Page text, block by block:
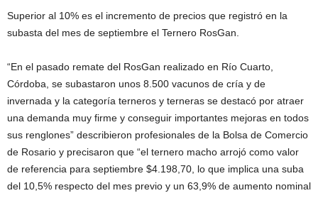
Superior al 10% es el incremento de precios que registró en la
subasta del mes de septiembre el Ternero RosGan.
“En el pasado remate del RosGan realizado en Río Cuarto,
Córdoba, se subastaron unos 8.500 vacunos de cría y de
invernada y la categoría terneros y terneras se destacó por atraer
una demanda muy firme y conseguir importantes mejoras en todos
sus renglones” describieron profesionales de la Bolsa de Comercio
de Rosario y precisaron que “el ternero macho arrojó como valor
de referencia para septiembre $4.198,70, lo que implica una suba
del 10,5% respecto del mes previo y un 63,9% de aumento nominal